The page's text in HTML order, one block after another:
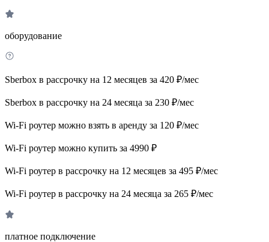
оборудование
Sberbox в рассрочку на 12 месяцев за 420 ₽/мес
Sberbox в рассрочку на 24 месяца за 230 ₽/мес
Wi-Fi роутер можно взять в аренду за 120 ₽/мес
Wi-Fi роутер можно купить за 4990 ₽
Wi-Fi роутер в рассрочку на 12 месяцев за 495 ₽/мес
Wi-Fi роутер в рассрочку на 24 месяца за 265 ₽/мес
платное подключение